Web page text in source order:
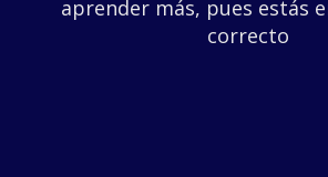
aprender más, pues estás
correcto